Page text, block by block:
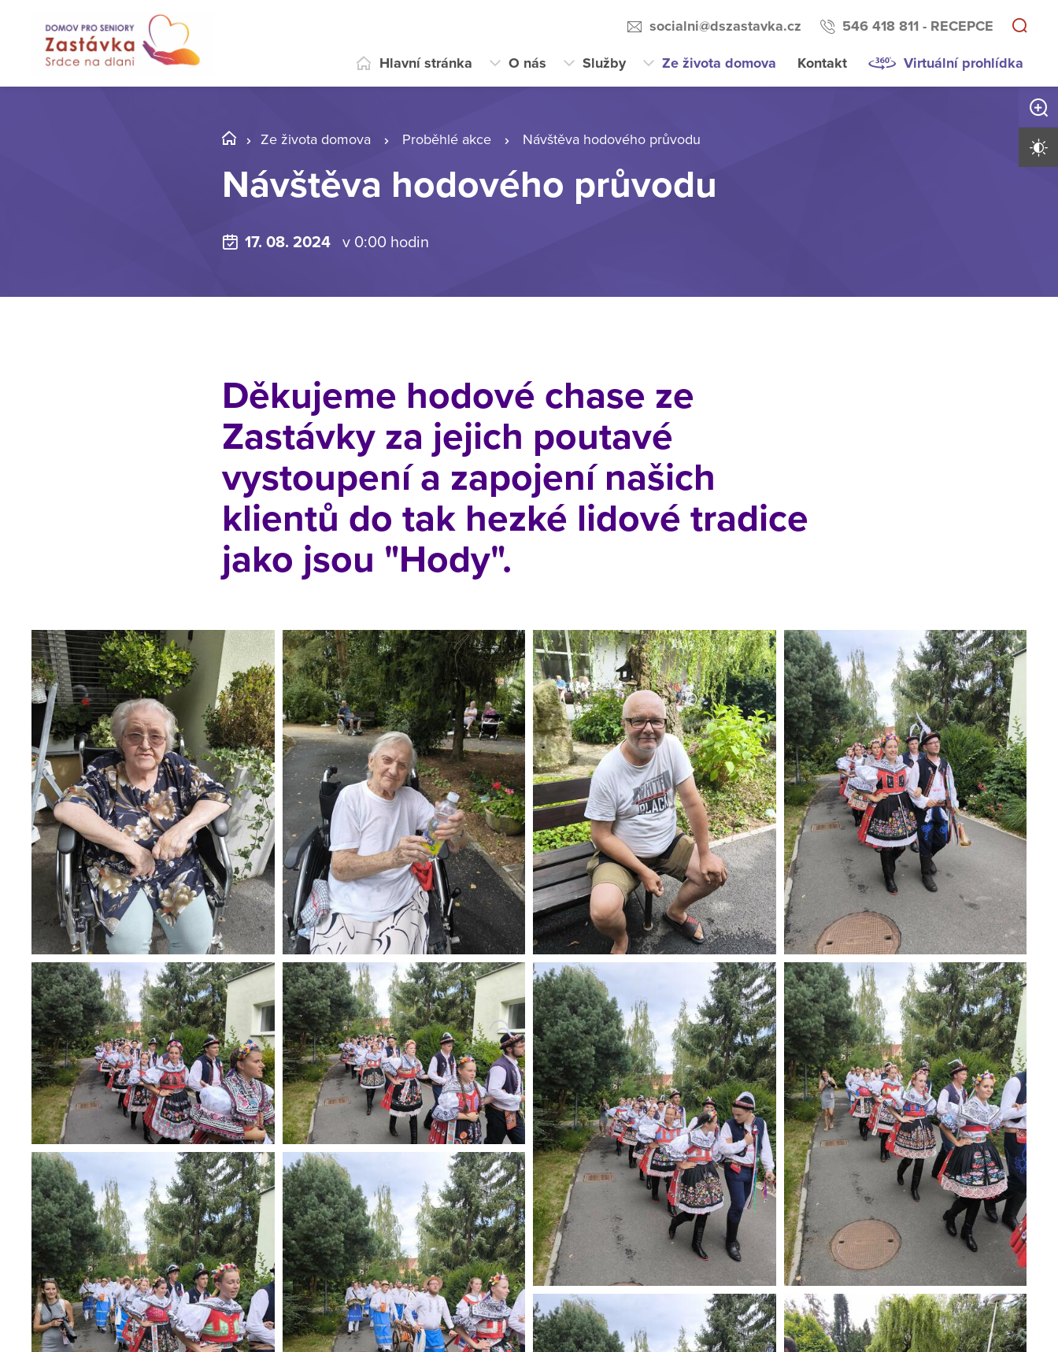
socialni@dszastavka.cz 546 418 811 - RECEPCE
Hlavní stránka O nás Služby Ze života domova Kontakt Virtuální prohlídka
Ze života domova Proběhlé akce Návštěva hodového průvodu
Návštěva hodového průvodu
17. 08. 2024 v 0:00 hodin
Děkujeme hodové chase ze
Zastávky za jejich poutavé
vystoupení a zapojení našich
klientů do tak hezké lidové tradice
jako jsou "Hody".